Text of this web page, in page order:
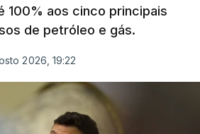
100% aos cinco principais
de petróleo e gás.
2026, 19:22